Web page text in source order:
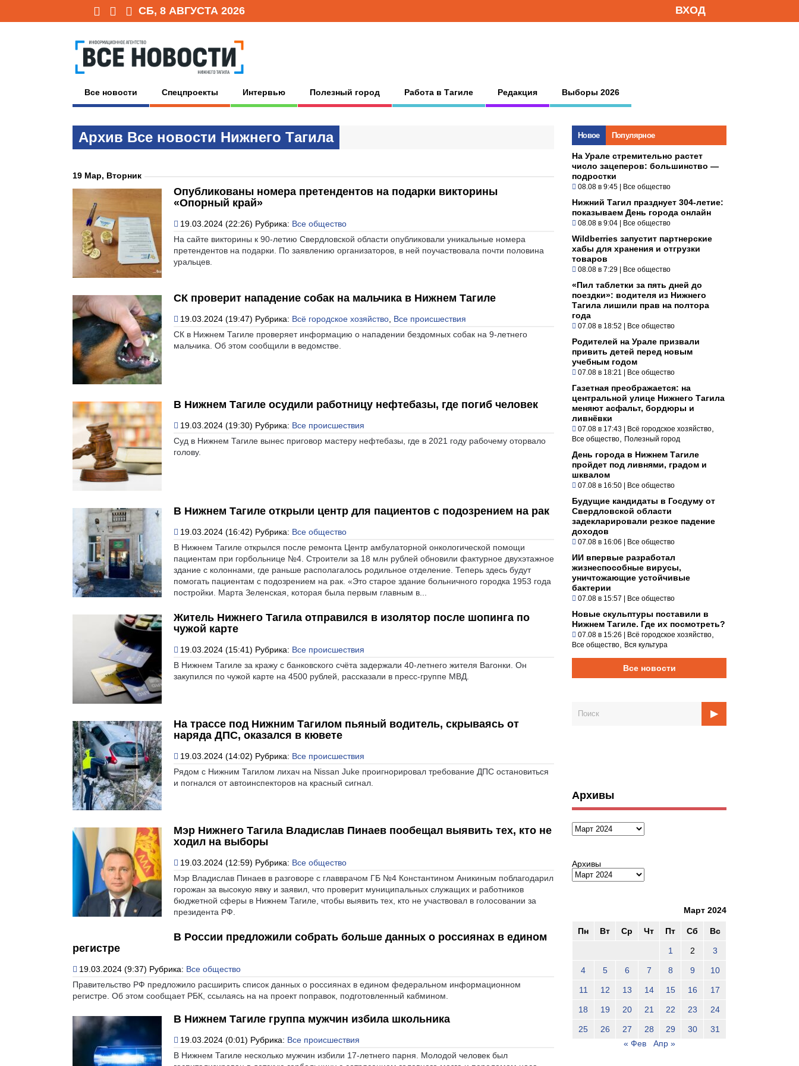
СБ, 8 АВГУСТА 2026 ВХОД
Все новости Спецпроекты Интервью Полезный город Работа в Тагиле Редакция Выборы 2026
Архив Всe нoвoсти Нижнегo Тaгилa
19 Мар, Вторник
Опубликованы номера претендентов на подарки викторины
«Опорный край»
19.03.2024 (22:26) Рубрика: Все общество
На сайте викторины к 90-летию Свердловской области опубликовали уникальные номера
претендентов на подарки. По заявлению организаторов, в ней поучаствовала почти половина
уральцев.
СК проверит нападение собак на мальчика в Нижнем Тагиле
19.03.2024 (19:47) Рубрика: Всё городское хозяйство Все происшествия
СК в Нижнем Тагиле проверяет информацию о нападении бездомных собак на 9-летнего
мальчика. Об этом сообщили в ведомстве.
В Нижнем Тагиле осудили работницу нефтебазы, где погиб человек
19.03.2024 (19:30) Рубрика: Все происшествия
Суд в Нижнем Тагиле вынес приговор мастеру нефтебазы, где в 2021 году рабочему оторвало
голову.
В Нижнем Тагиле открыли центр для пациентов с подозрением на рак
19.03.2024 (16:42) Рубрика: Все общество
В Нижнем Тагиле открылся после ремонта Центр амбулаторной онкологической помощи
пациентам при горбольнице №4. Строители за 18 млн рублей обновили фактурное двухэтажное
здание с колоннами, где раньше располагалось родильное отделение. Теперь здесь будут
помогать пациентам с подозрением на рак. «Это старое здание больничного городка 1953 года
постройки. Марта Зеленская, которая была первым главным в...
Житель Нижнего Тагила отправился в изолятор после шопинга по
чужой карте
19.03.2024 (15:41) Рубрика: Все происшествия
В Нижнем Тагиле за кражу с банковского счёта задержали 40-летнего жителя Вагонки. Он
закупился по чужой карте на 4500 рублей, рассказали в пресс-группе МВД.
На трассе под Нижним Тагилом пьяный водитель, скрываясь от
наряда ДПС, оказался в кювете
19.03.2024 (14:02) Рубрика: Все происшествия
Рядом с Нижним Тагилом лихач на Nissan Juke проигнорировал требование ДПС остановитьcя
и погнался от автоинспекторов на красный сигнал.
Мэр Нижнего Тагила Владислав Пинаев пообещал выявить тех, кто не
ходил на выборы
19.03.2024 (12:59) Рубрика: Все общество
Мэр Владислав Пинаев в разговоре с главврачом ГБ №4 Константином Аникиным поблагодарил
горожан за высокую явку и заявил, что проверит муниципальных служащих и работников
бюджетной сферы в Нижнем Тагиле, чтобы выявить тех, кто не участвовал в голосовании за
президента РФ.
В России предложили собрать больше данных о россиянах в едином
регистре
19.03.2024 (9:37) Рубрика: Все общество
Правительство РФ предложило расширить список данных о россиянах в едином федеральном информационном
регистре. Об этом сообщает РБК, ссылаясь на на проект поправок, подготовленный кабмином.
В Нижнем Тагиле группа мужчин избила школьника
19.03.2024 (0:01) Рубрика: Все происшествия
В Нижнем Тагиле несколько мужчин избили 17-летнего парня. Молодой человек был
Новое Популярное
На Урале стремительно растет
число зацеперов: большинство —
подростки
08.08 в 9:45 | Все общество
Нижний Тагил празднует 304-летие:
показываем День города онлайн
08.08 в 9:04 | Все общество
Wildberries запустит партнерские
хабы для хранения и отгрузки
товаров
08.08 в 7:29 | Все общество
«Пил таблетки за пять дней до
поездки»: водителя из Нижнего
Тагила лишили прав на полтора
года
07.08 в 18:52 | Все общество
Родителей на Урале призвали
привить детей перед новым
учебным годом
07.08 в 18:21 | Все общество
Газетная преображается: на
центральной улице Нижнего Тагила
меняют асфальт, бордюры и
ливнёвки
07.08 в 17:43 | Всё городское хозяйство
Все общество Полезный город
День города в Нижнем Тагиле
пройдет под ливнями, градом и
шквалом
07.08 в 16:50 | Все общество
Будущие кандидаты в Госдуму от
Свердловской области
задекларировали резкое падение
доходов
07.08 в 16:06 | Все общество
ИИ впервые разработал
жизнеспособные вирусы,
уничтожающие устойчивые
бактерии
07.08 в 15:57 | Все общество
Новые скульптуры поставили в
Нижнем Тагиле. Где их посмотреть?
07.08 в 15:26 | Всё городское хозяйство
Все общество Вся культура
Все новости
Архивы
Архивы
Архивы
Март 2024
Пн Вт Ср Чт Пт Сб Вс
1 2 3
4 5 6 7 8 9 10
11 12 13 14 15 16 17
18 19 20 21 22 23 24
25 26 27 28 29 30
31
« Фев
Апр »